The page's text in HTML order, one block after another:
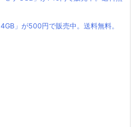
」が500円で販売中。送料無料。